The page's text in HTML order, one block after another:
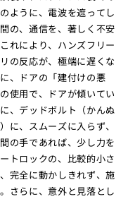
ように、電波を遮ってし
の、通信を、著しく不安
れにより、ハンズフリー
の反応が、極端に遅くな
、ドアの「建付けの悪
使用で、ドアが傾いてい
、デッドボルト（かんぬ
に、スムーズに入らず、
の手であれば、少し力を
トロックの、比較的小さ
完全に動かしきれず、施
さらに、意外と見落とし